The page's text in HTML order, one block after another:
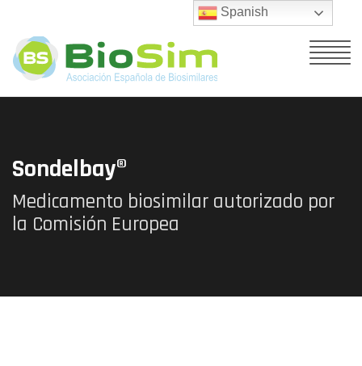
Sondelbay®
Medicamento biosimilar autorizado por
la Comisión Europea
Spanish